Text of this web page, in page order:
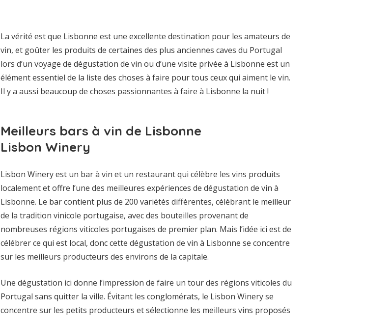
La vérité est que Lisbonne est une excellente destination pour les amateurs de
vin, et goûter les produits de certaines des plus anciennes caves du Portugal
lors d’un voyage de dégustation de vin ou d’une visite privée à Lisbonne est un
élément essentiel de la liste des choses à faire pour tous ceux qui aiment le vin.
Il y a aussi beaucoup de choses passionnantes à faire à Lisbonne la nuit !
Meilleurs bars à vin de Lisbonne
Lisbon Winery
Lisbon Winery est un bar à vin et un restaurant qui célèbre les vins produits
localement et offre l’une des meilleures expériences de dégustation de vin à
Lisbonne. Le bar contient plus de 200 variétés différentes, célébrant le meilleur
de la tradition vinicole portugaise, avec des bouteilles provenant de
nombreuses régions viticoles portugaises de premier plan. Mais l’idée ici est de
célébrer ce qui est local, donc cette dégustation de vin à Lisbonne se concentre
sur les meilleurs producteurs des environs de la capitale.
Une dégustation ici donne l’impression de faire un tour des régions viticoles du
Portugal sans quitter la ville. Évitant les conglomérats, le Lisbon Winery se
concentre sur les petits producteurs et sélectionne les meilleurs vins proposés